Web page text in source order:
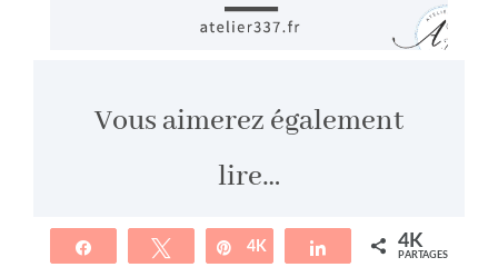
Vous aimerez également
lire…
Partagez Tweetez Épingle
4K Partagez4K
PARTAGES